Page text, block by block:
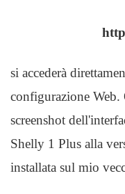
si accederà
configurazione
screenshot
Shelly 1 Plus alla
installata sul mio